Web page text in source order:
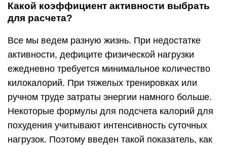
Какой коэффициент активности выбрать
для расчета?
Все мы ведем разную жизнь. При недостатке
активности, дефиците физической нагрузки
ежедневно требуется минимальное количество
килокалорий. При тяжелых тренировках или
ручном труде затраты энергии намного больше.
Некоторые формулы для подсчета калорий для
похудения учитывают интенсивность суточных
нагрузок. Поэтому введен такой показатель, как